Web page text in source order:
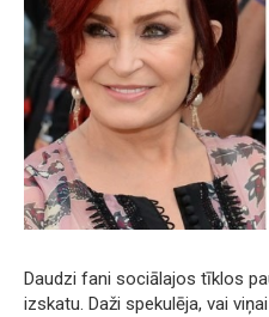
Daudzi fani sociālajos tīklos
izskatu. Daži spekulēja, vai